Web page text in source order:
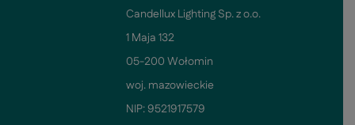
Candellux Lighting Sp. z o.o.
1 Maja 132
05-200 Wołomin
woj. mazowieckie
NIP: 9521917579